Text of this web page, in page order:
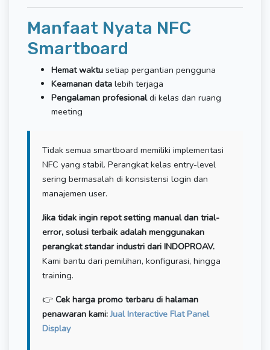
Manfaat Nyata NFC
Smartboard
Hemat waktu setiap pergantian pengguna
Keamanan data lebih terjaga
Pengalaman profesionaldi kelas dan ruang
meeting
Tidak semua smartboard memiliki implementasi
NFC yang stabil. Perangkat kelas entry-level
sering bermasalah di konsistensi login dan
manajemen user.
Jika tidak ingin repot setting manual dan trial-
error, solusi terbaik adalah menggunakan
perangkat standar industri dari INDOPROAV.
Kami bantu dari pemilihan, konfigurasi, hingga
training.
👉 Cek harga promo terbaru di halaman
penawaran kami:Jual Interactive Flat Panel
Display